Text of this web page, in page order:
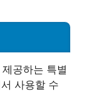
공하는 특별
사용할 수